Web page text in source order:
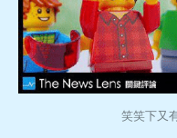
笑笑下又